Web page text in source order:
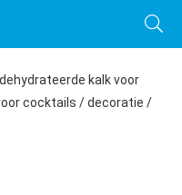
kalk voor
cocktails / decoratie /